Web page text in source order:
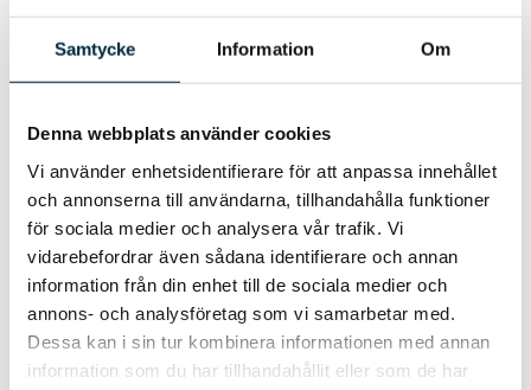
Samtycke Information Om
Denna webbplats använder cookies
Vi använder enhetsidentifierare för att anpassa innehållet
och annonserna till användarna, tillhandahålla funktioner
för sociala medier och analysera vår trafik. Vi
vidarebefordrar även sådana identifierare och annan
information från din enhet till de sociala medier och
annons- och analysföretag som vi samarbetar med.
Dessa kan i sin tur kombinera informationen med annan
information som du har tillhandahållit eller som de har
Om Trelleborgs Energi
Trelleborgs Energi är ett modernt
energibolag med sikte mot framtiden. Vi
arbetar hållbart, innovativt och lokalt för att
göra våra kunder till miljöhjältar, våra ägare
stolta och Trelleborg till en drivande kraft i
klimatomställningen.
Vår verksamhet består av distribution av
fossilfri fjärrvärme, försäljning av förnybar